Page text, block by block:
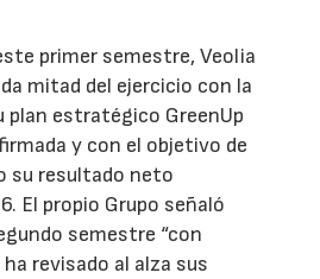
primer semestre, Veolia
mitad del ejercicio con la
plan estratégico GreenUp
y con el objetivo de
su resultado neto
El propio Grupo señaló
semestre “con
revisado al alza sus